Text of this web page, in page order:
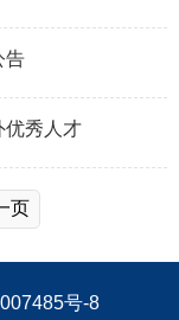
告
优秀人才
页
号-8